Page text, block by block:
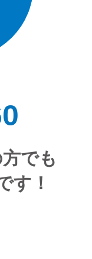
でも
す！